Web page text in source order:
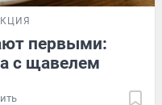
первыми:
с щавелем